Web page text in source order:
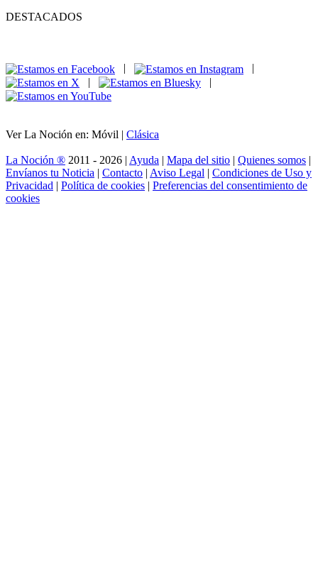
DESTACADOS
|
|
|
|
Ver La Noción en: Móvil | Clásica
La Noción ® 2011 - 2026 | Ayuda | Mapa del sitio | Quienes somos |
Envíanos tu Noticia | Contacto | Aviso Legal | Condiciones de Uso y
Privacidad | Política de cookies | Preferencias del consentimiento de
cookies